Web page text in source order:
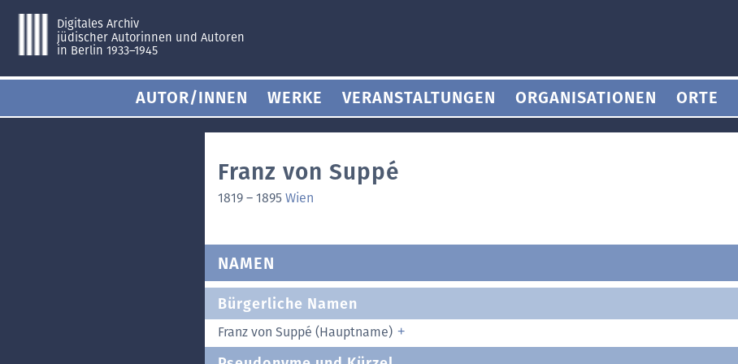
Digitales Archiv
jüdischer Autorinnen und Autoren
in Berlin 1933–1945
AUTOR/INNEN WERKE VERANSTALTUNGEN ORGANISATIONEN ORTE
Franz von Suppé
1819 – 1895 Wien
NAMEN
Bürgerliche Namen
Franz von Suppé (Hauptname)